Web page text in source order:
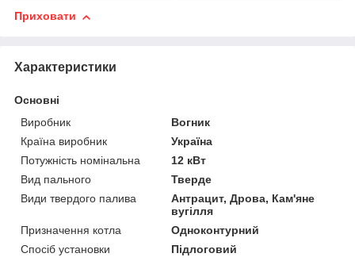
Приховати
Характеристики
Основні
Виробник
Вогник
Країна виробник
Україна
Потужність номінальна
12 кВт
Вид пального
Тверде
Види твердого палива
Антрацит, Дрова, Кам'яне
вугілля
Призначення котла
Одноконтурний
Спосіб установки
Підлоговий